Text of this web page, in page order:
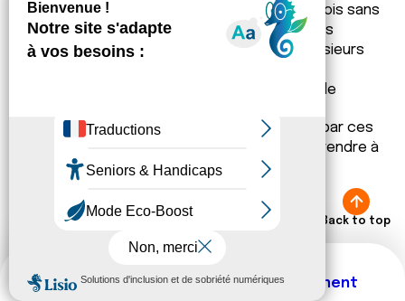
avoir recours à la biopsie même si parfois sans
trace visible sur l’irm la découverte des
cellules cancéreuses peut mettre plusieurs
Donc 🤞🏻🤞🏻🤞🏻🤞🏻tout est possible
Bon courage à tous ceux qui passent par ces
moments stressants, il nous faut apprendre à
les gérer.
Citer
Back to top
Thématiques New comment